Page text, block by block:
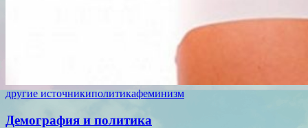
другие источникиполитикафеминизм
Демография и политика